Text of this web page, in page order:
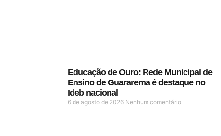
Educação de Ouro: Rede Municipal de
Ensino de Guararema é destaque no
Ideb nacional
6 de agosto de 2026 Nenhum comentário